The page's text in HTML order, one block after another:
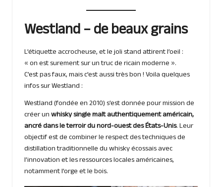
Westland – de beaux grains
L’étiquette accrocheuse, et le joli stand attirent l’oeil :
« on est surement sur un truc de ricain moderne ».
C’est pas faux, mais c’est aussi très bon ! Voila quelques
infos sur Westland :
Westland (fondée en 2010) s’est donnée pour mission de
créer unwhisky single malt authentiquement américain,
ancré dans le terroir du nord-ouest des États-Unis. Leur
objectif est de combiner le respect des techniques de
distillation traditionnelle du whisky écossais avec
l’innovation et les ressources locales américaines,
notamment l’orge et le bois.